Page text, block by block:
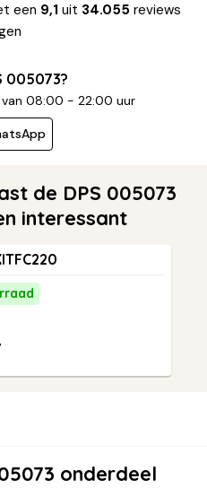
een 9,1 uit 34.055 reviews
005073?
08:00 - 22:00 uur
de DPS 005073
interessant
onderdeel